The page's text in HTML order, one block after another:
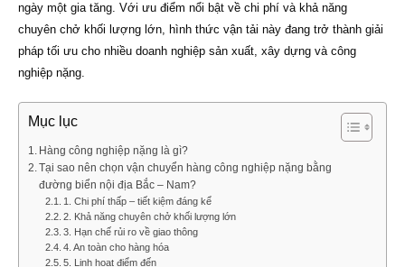
ngày một gia tăng. Với ưu điểm nổi bật về chi phí và khả năng
chuyên chở khối lượng lớn, hình thức vận tải này đang trở thành giải
pháp tối ưu cho nhiều doanh nghiệp sản xuất, xây dựng và công
nghiệp nặng.
Mục lục
Hàng công nghiệp nặng là gì?
Tại sao nên chọn vận chuyển hàng công nghiệp nặng bằng
đường biển nội địa Bắc – Nam?
1. Chi phí thấp – tiết kiệm đáng kể
2. Khả năng chuyên chở khối lượng lớn
3. Hạn chế rủi ro về giao thông
4. An toàn cho hàng hóa
5. Linh hoạt điểm đến